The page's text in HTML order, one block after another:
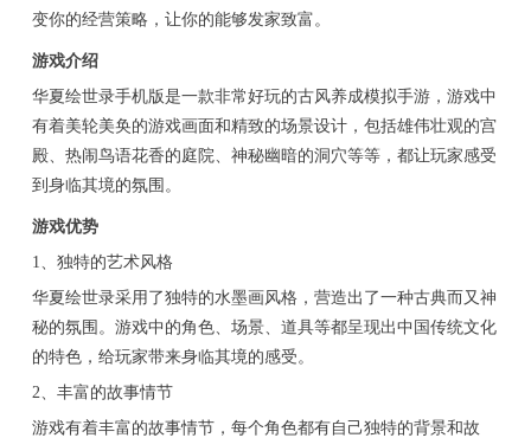
变你的经营策略，让你的能够发家致富。
游戏介绍
华夏绘世录手机版是一款非常好玩的古风养成模拟手游，游戏中
有着美轮美奂的游戏画面和精致的场景设计，包括雄伟壮观的宫
殿、热闹鸟语花香的庭院、神秘幽暗的洞穴等等，都让玩家感受
到身临其境的氛围。
游戏优势
1、独特的艺术风格
华夏绘世录采用了独特的水墨画风格，营造出了一种古典而又神
秘的氛围。游戏中的角色、场景、道具等都呈现出中国传统文化
的特色，给玩家带来身临其境的感受。
2、丰富的故事情节
游戏有着丰富的故事情节，每个角色都有自己独特的背景和故